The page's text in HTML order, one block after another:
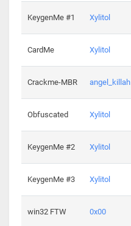
KeygenMe #1 Xylitol
CardMe Xylitol
Crackme-MBR angel_killah
Obfuscated Xylitol
KeygenMe #2 Xylitol
KeygenMe #3 Xylitol
win32 FTW 0x00